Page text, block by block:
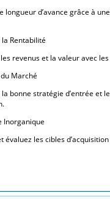
longueur d’avance grâce à
Rentabilité
revenus et la valeur avec
Marché
la bonne stratégie d’entrée et
Inorganique
évaluez les cibles